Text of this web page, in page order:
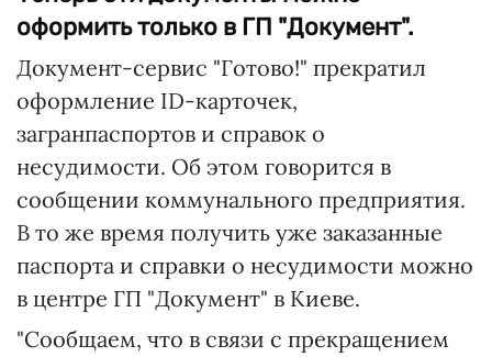
оформить только в ГП "Документ".
Документ-сервис "Готово!" прекратил
оформление ID-карточек,
загранпаспортов и справок о
несудимости. Об этом говорится в
сообщении коммунального предприятия.
В то же время получить уже заказанные
паспорта и справки о несудимости можно
в центре ГП "Документ" в Киеве.
"Сообщаем, что в связи с прекращением